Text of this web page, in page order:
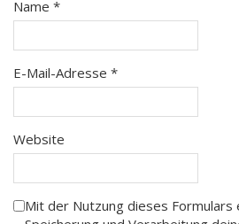
Name *
E-Mail-Adresse *
Website
Mit der Nutzung dieses